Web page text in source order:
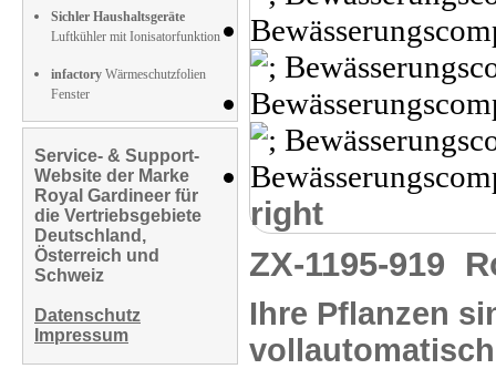
Sichler Haushaltsgeräte
Luftkühler mit Ionisatorfunktion
infactory Wärmeschutzfolien
Fenster
Service- & Support-
Website der Marke
Royal Gardineer für
die Vertriebsgebiete
Deutschland,
Österreich und
Schweiz
Datenschutz
Impressum
right
ZX-1195-919
Ihre Pflanzen